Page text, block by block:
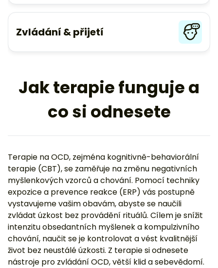
Zvládání & přijetí
Jak terapie funguje a
co si odnesete
Terapie na OCD, zejména kognitivně-behaviorální
terapie (CBT), se zaměřuje na změnu negativních
myšlenkových vzorců a chování. Pomocí techniky
expozice a prevence reakce (ERP) vás postupně
vystavujeme vašim obavám, abyste se naučili
zvládat úzkost bez provádění rituálů. Cílem je snížit
intenzitu obsedantních myšlenek a kompulzivního
chování, naučit se je kontrolovat a vést kvalitnější
život bez neustálé úzkosti. Z terapie si odnesete
nástroje pro zvládání OCD, větší klid a sebevědomí.